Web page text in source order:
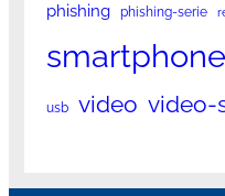
phishing phishing-serie
smartphone
usb video video-